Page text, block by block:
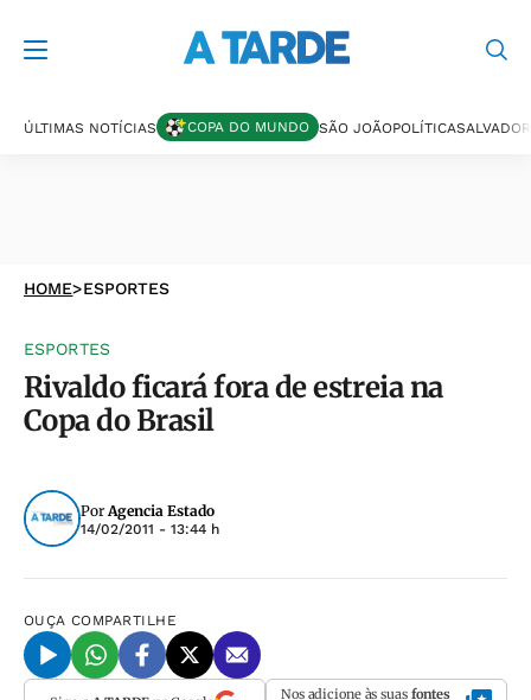
ÚLTIMAS NOTÍCIAS COPA DO MUNDO SÃO JOÃOPOLÍTICASALVADOR
HOME>ESPORTES
ESPORTES
Rivaldo ficará fora de estreia na
Copa do Brasil
PorAgencia Estado
14/02/2011 - 13:44 h
OUÇA COMPARTILHE
Nos adicione às suas fontes